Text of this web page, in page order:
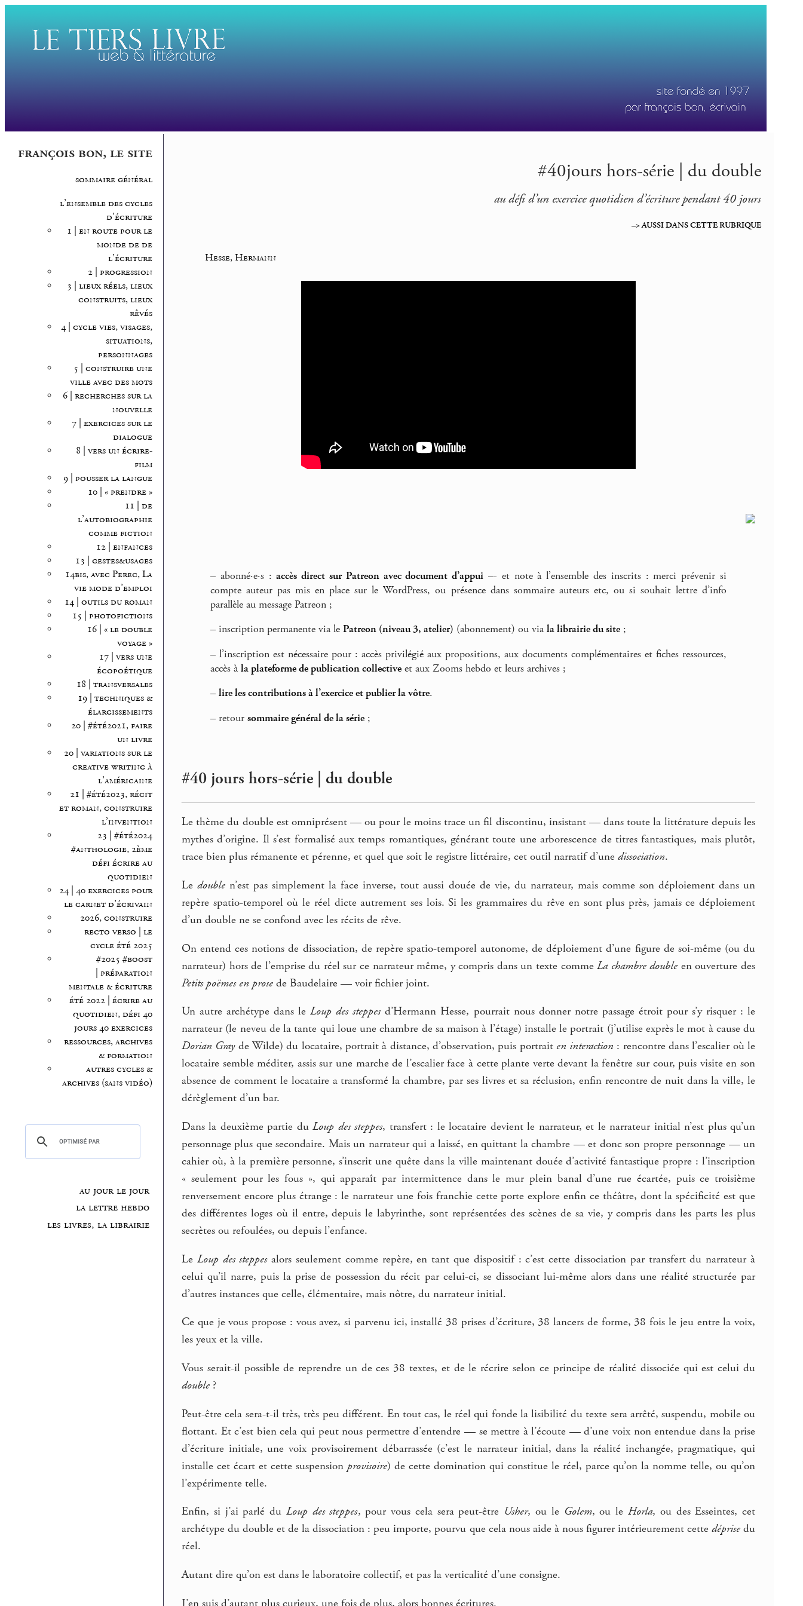
françois bon, le site
sommaire général
l’ensemble des cycles
d’écriture
1 | en route pour le
monde de de
l’écriture
2 | progression
3 | lieux réels, lieux
construits, lieux
rêvés
4 | cycle vies, visages,
situations,
personnages
5 | construire une
ville avec des mots
6 | recherches sur la
nouvelle
7 | exercices sur le
dialogue
8 | vers un écrire-
film
9 | pousser la langue
10 | « prendre »
11 | de
l’autobiographie
comme fiction
12 | enfances
13 | gestes&usages
14bis, avec Perec, La
vie mode d’emploi
14 | outils du roman
15 | photofictions
16 | « le double
voyage »
17 | vers une
écopoétique
18 | transversales
19 | techniques &
élargissements
20 | #été2021, faire
un livre
20 | variations sur le
creative writing à
l’américaine
21 | #été2023, récit
et roman, construire
l’invention
23 | #été2024
#anthologie, 2ème
défi écrire au
quotidien
24 | 40 exercices pour
le carnet d’écrivain
2026, construire
recto verso | le
cycle été 2025
#2025 #boost
| préparation
mentale & écriture
été 2022 | écrire au
quotidien, défi 40
jours 40 exercices
ressources, archives
& formation
autres cycles &
archives (sans vidéo)
au jour le jour
la lettre hebdo
les livres, la librairie
#40jours hors-série | du double
au défi d’un exercice quotidien d’écriture pendant 40 jours
–> AUSSI DANS CETTE RUBRIQUE
Hesse, Hermann
– abonné·e·s :accès direct sur Patreon avec document d’appui –- et note à l’ensemble des inscrits : merci prévenir si
compte auteur pas mis en place sur le WordPress, ou présence dans sommaire auteurs etc, ou si souhait lettre d’info
parallèle au message Patreon ;
– inscription permanente via le Patreon (niveau 3, atelier) (abonnement) ou viala librairie du site ;
– l’inscription est nécessaire pour : accès privilégié aux propositions, aux documents complémentaires et fiches ressources,
accès àla plateforme de publication collective et aux Zooms hebdo et leurs archives ;
– lire les contributions à l’exercice et publier la vôtre.
– retour sommaire général de la série ;
#40 jours hors-série | du double
Le thème du double est omniprésent — ou pour le moins trace un fil discontinu, insistant — dans toute la littérature depuis les
mythes d’origine. Il s’est formalisé aux temps romantiques, générant toute une arborescence de titres fantastiques, mais plutôt,
trace bien plus rémanente et pérenne, et quel que soit le registre littéraire, cet outil narratif d’une dissociation.
Ledouble n’est pas simplement la face inverse, tout aussi douée de vie, du narrateur, mais comme son déploiement dans un
repère spatio-temporel où le réel dicte autrement ses lois. Si les grammaires du rêve en sont plus près, jamais ce déploiement
d’un double ne se confond avec les récits de rêve.
On entend ces notions de dissociation, de repère spatio-temporel autonome, de déploiement d’une figure de soi-même (ou du
narrateur) hors de l’emprise du réel sur ce narrateur même, y compris dans un texte commeLa chambre double en ouverture des
Petits poëmes en prose de Baudelaire — voir fichier joint.
Un autre archétype dans leLoup des steppesd’Hermann Hesse, pourrait nous donner notre passage étroit pour s’y risquer : le
narrateur (le neveu de la tante qui loue une chambre de sa maison à l’étage) installe le portrait (j’utilise exprès le mot à cause du
Dorian Grayde Wilde) du locataire, portrait à distance, d’observation, puis portrait en interaction : rencontre dans l’escalier où le
locataire semble méditer, assis sur une marche de l’escalier face à cette plante verte devant la fenêtre sur cour, puis visite en son
absence de comment le locataire a transformé la chambre, par ses livres et sa réclusion, enfin rencontre de nuit dans la ville, le
dérèglement d’un bar.
Dans la deuxième partie duLoup des steppes, transfert : le locataire devient le narrateur, et le narrateur initial n’est plus qu’un
personnage plus que secondaire. Mais un narrateur qui a laissé, en quittant la chambre — et donc son propre personnage — un
cahier où, à la première personne, s’inscrit une quête dans la ville maintenant douée d’activité fantastique propre : l’inscription
« seulement pour les fous », qui apparaît par intermittence dans le mur plein banal d’une rue écartée, puis ce troisième
renversement encore plus étrange : le narrateur une fois franchie cette porte explore enfin ce théâtre, dont la spécificité est que
des différentes loges où il entre, depuis le labyrinthe, sont représentées des scènes de sa vie, y compris dans les parts les plus
secrètes ou refoulées, ou depuis l’enfance.
Le Loup des steppesalors seulement comme repère, en tant que dispositif : c’est cette dissociation par transfert du narrateur à
celui qu’il narre, puis la prise de possession du récit par celui-ci, se dissociant lui-même alors dans une réalité structurée par
d’autres instances que celle, élémentaire, mais nôtre, du narrateur initial.
Ce que je vous propose : vous avez, si parvenu ici, installé 38 prises d’écriture, 38 lancers de forme, 38 fois le jeu entre la voix,
les yeux et la ville.
Vous serait-il possible de reprendre un de ces 38 textes, et de le récrire selon ce principe de réalité dissociée qui est celui du
double ?
Peut-être cela sera-t-il très, très peu différent. En tout cas, le réel qui fonde la lisibilité du texte sera arrêté, suspendu, mobile ou
flottant. Et c’est bien cela qui peut nous permettre d’entendre — se mettre à l’écoute — d’une voix non entendue dans la prise
d’écriture initiale, une voix provisoirement débarrassée (c’est le narrateur initial, dans la réalité inchangée, pragmatique, qui
installe cet écart et cette suspensionprovisoire) de cette domination qui constitue le réel, parce qu’on la nomme telle, ou qu’on
l’expérimente telle.
Enfin, si j’ai parlé du Loup des steppes, pour vous cela sera peut-être Usher, ou le Golem, ou le Horla, ou des Esseintes, cet
archétype du double et de la dissociation : peu importe, pourvu que cela nous aide à nous figurer intérieurement cette déprisedu
réel.
Autant dire qu’on est dans le laboratoire collectif, et pas la verticalité d’une consigne.